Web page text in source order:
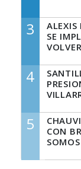
3
ALEXIS
SE
4
5
CON